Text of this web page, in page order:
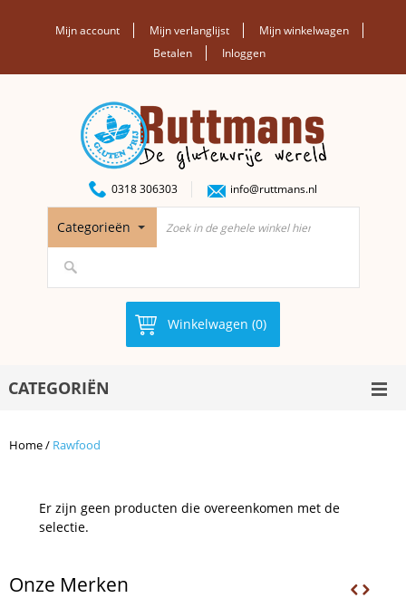
Mijn account Mijn verlanglijst
Mijn winkelwagen
Betalen
Inloggen
0318 306303 info@ruttmans.nl
Categorieën
Winkelwagen (0)
CATEGORIËN
Home/ Rawfood
Er zijn geen producten die overeenkomen met de
selectie.
Onze Merken